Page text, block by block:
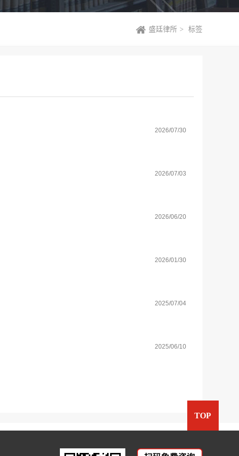
盛廷律所 > 标签
2026/07/30
2026/07/03
2026/06/20
2026/01/30
2025/07/04
2025/06/10
TOP